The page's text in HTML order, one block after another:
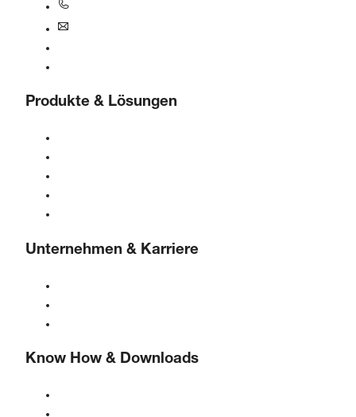
Produkte & Lösungen
Unternehmen & Karriere
Know How & Downloads